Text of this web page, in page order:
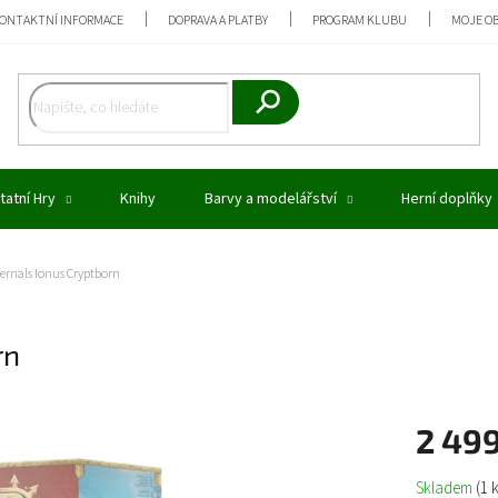
INFORMACE DOPRAVA A PLATBY PROGRAM KLUBU MOJE
Hry Knihy Barvy a modelářství Herní doplňky
Ionus Cryptborn
2
Měrná
Skladem (1